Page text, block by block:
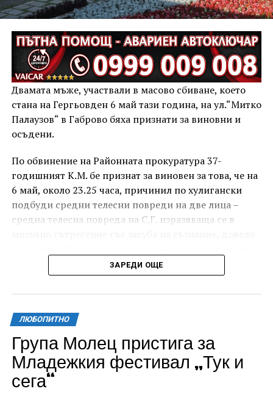
Двамата мъже, участвали в масово сбиване, което
стана на Гергьовден 6 май тази година, на ул.“Митко
Палаузов“ в Габрово бяха признати за виновни и
осъдени.
По обвинение на Районната прокуратура 37-
годишният К.М. бе признат за виновен за това, че на
6 май, около 23.25 часа, причинил по хулигански
подбуди средни телесни повреди на две лица –
средна телесна повреда на С.Г. изразяваща се в
живота, и лека телесна повреда на Х.С., която бе с
порезна рана на петия пръст на дясната ръка,
довела до разстройство на здравето, неопасно за
За извършеното престъпление 37-годишният бе
осъден с наложено наказание 1 година и 8 месеца
лишаване от свобода, чието изпълнение бб отложено
за срок от 4 години и 6 месеца.
ЗАРЕДИ ОЩЕ
ЛЮБОПИТНО
Група Молец пристига за
Младежкия фестивал „Тук и
сега“